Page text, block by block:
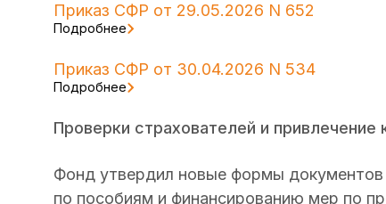
Приказ СФР от 29.05.2026 N 652
Подробнее
Приказ СФР от 30.04.2026 N 534
Подробнее
Проверки страхователей и
Фонд утвердил новые формы документов
по пособиям и финансированию мер по